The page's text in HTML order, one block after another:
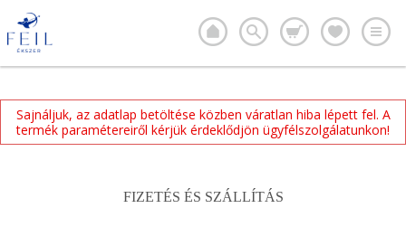
Sajnáljuk, az adatlap betöltése közben váratlan hiba lépett fel. A
termék paramétereiről kérjük érdeklődjön ügyfélszolgálatunkon!
FIZETÉS ÉS SZÁLLÍTÁS